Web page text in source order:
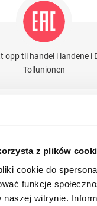
z plików
cookie do
funkcje
naszej witrynie.
opp til handel i landene i
Tollunionen
og lukten av